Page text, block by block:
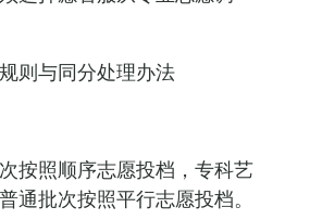
则与同分处理办法
按照顺序志愿投档，专科艺
通批次按照平行志愿投档。